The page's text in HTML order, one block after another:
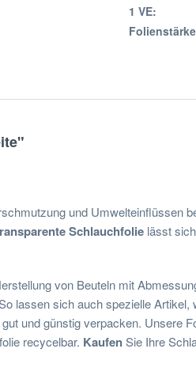
1 VE:
und Umwelteinflüssen
Schlauchfolie lässt
von Beuteln mit
lassen sich auch spezielle
und günstig verpacken. Unsere
recycelbar. KaufenSie Ihre